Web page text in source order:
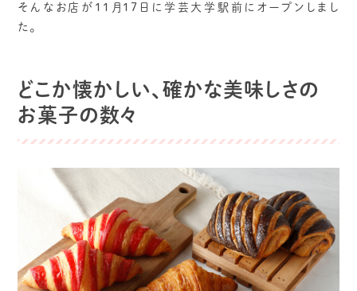
そんなお店が11月17日に学芸大学駅前にオープンしまし
た。
どこか懐かしい、確かな美味しさの
お菓子の数々